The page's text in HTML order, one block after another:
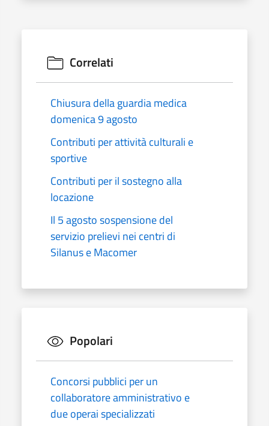
Correlati
Chiusura della guardia medica
domenica 9 agosto
Contributi per attività culturali e
sportive
Contributi per il sostegno alla
locazione
Il 5 agosto sospensione del
servizio prelievi nei centri di
Silanus e Macomer
Popolari
Concorsi pubblici per un
collaboratore amministrativo e
due operai specializzati